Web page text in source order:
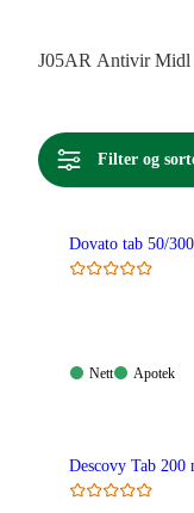
J05AR Antivir
Filter og
Dovato tab 50/
Nett:
Nett
Apotek:
Apotek
Descovy Tab 200